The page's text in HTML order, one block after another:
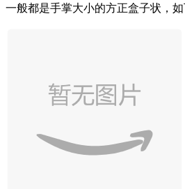
一般都是手掌大小的方正盒子状，如